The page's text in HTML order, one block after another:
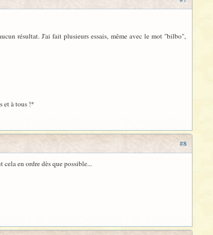
résultat. J'ai fait plusieurs essais, même avec le mot "bilbo",
#8
en ordre dès que possible...